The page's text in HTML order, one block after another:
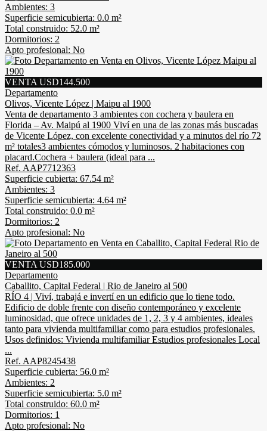
Ambientes: 3
Superficie semicubierta: 0.0 m²
Total construido: 52.0 m²
Dormitorios: 2
Apto profesional: No
VENTA USD144.500
Departamento
Olivos, Vicente López | Maipu al 1900
Venta de departamento 3 ambientes con cochera y baulera en
Florida – Av. Maipú al 1900 Viví en una de las zonas más buscadas
de Vicente López, con excelente conectividad y a minutos del río 72
m² totales3 ambientes cómodos y luminosos. 2 habitaciones con
placard.Cochera + baulera (ideal para ...
Ref. AAP7712363
Superficie cubierta: 67.54 m²
Ambientes: 3
Superficie semicubierta: 4.64 m²
Total construido: 0.0 m²
Dormitorios: 2
Apto profesional: No
VENTA USD185.000
Departamento
Caballito, Capital Federal | Rio de Janeiro al 500
RÍO 4 | Viví, trabajá e invertí en un edificio que lo tiene todo.
Edificio de doble frente con diseño contemporáneo y excelente
luminosidad, que ofrece unidades de 1, 2, 3 y 4 ambientes, ideales
tanto para vivienda multifamiliar como para estudios profesionales.
Usos definidos: Vivienda multifamiliar Estudios profesionales Local
...
Ref. AAP8245438
Superficie cubierta: 56.0 m²
Ambientes: 2
Superficie semicubierta: 5.0 m²
Total construido: 60.0 m²
Dormitorios: 1
Apto profesional: No